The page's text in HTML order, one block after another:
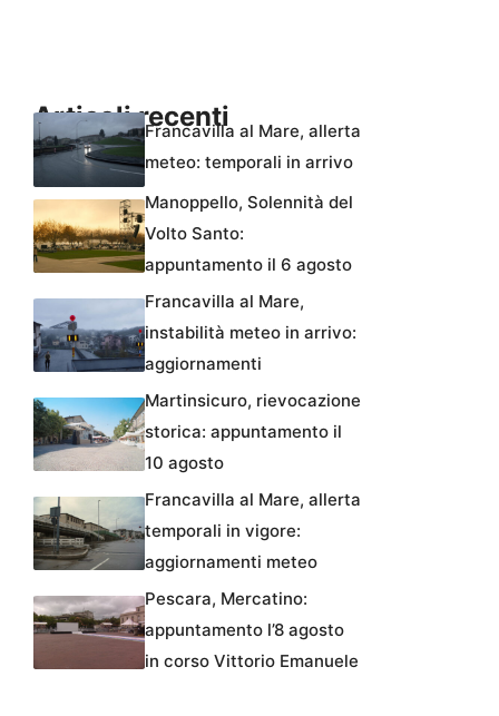
Articoli recentiFrancavilla al Mare, allerta
meteo: temporali in arrivo
Manoppello, Solennità del
Volto Santo:
appuntamento il 6 agosto
Francavilla al Mare,
instabilità meteo in arrivo:
aggiornamenti
Martinsicuro, rievocazione
storica: appuntamento il
10 agosto
Francavilla al Mare, allerta
temporali in vigore:
aggiornamenti meteo
Pescara, Mercatino:
appuntamento l’8 agosto
in corso Vittorio Emanuele